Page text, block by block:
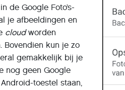
de Google Foto’s-
je afbeeldingen en
cloudworden
Bovendien kun je zo
gemakkelijk bij je
nog geen Google
Android-toestel staan,